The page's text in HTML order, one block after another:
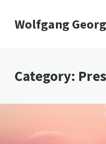
Wolfgang
Category: